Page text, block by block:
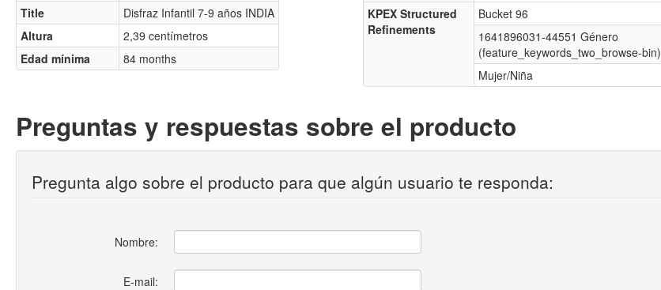
Title
Disfraz Infantil 7-9 años INDIA
Altura
2,39 centímetros
Edad mínima
84 months
KPEX Structured
Refinements
Bucket 96
1641896031-44551 Género
(feature_keywords_two_browse-bin)
Mujer/Niña
Preguntas y respuestas sobre el producto
Pregunta algo sobre el producto para que algún usuario te responda:
Nombre:
E-mail: